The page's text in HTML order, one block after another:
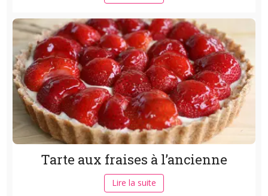
Tarte aux fraises à l’ancienne
Lire la suite